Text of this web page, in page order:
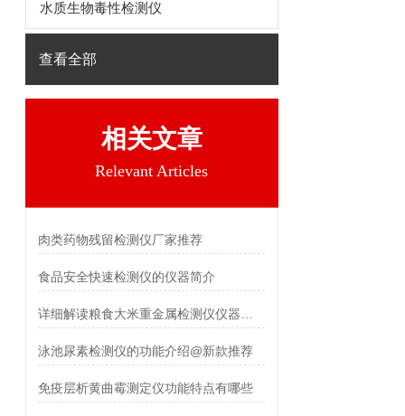
水质生物毒性检测仪
查看全部
相关文章
Relevant Articles
肉类药物残留检测仪厂家推荐
食品安全快速检测仪的仪器简介
泳池尿素检测仪的功能介绍@新款推荐
免疫层析黄曲霉测定仪功能特点有哪些